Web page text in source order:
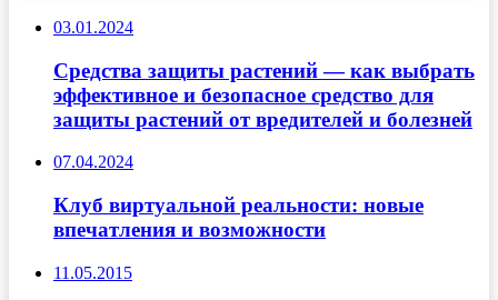
03.01.2024
Средства защиты растений — как выбрать
эффективное и безопасное средство для
защиты растений от вредителей и болезней
07.04.2024
Клуб виртуальной реальности: новые
впечатления и возможности
11.05.2015